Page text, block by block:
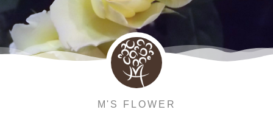
M'S FLOWER